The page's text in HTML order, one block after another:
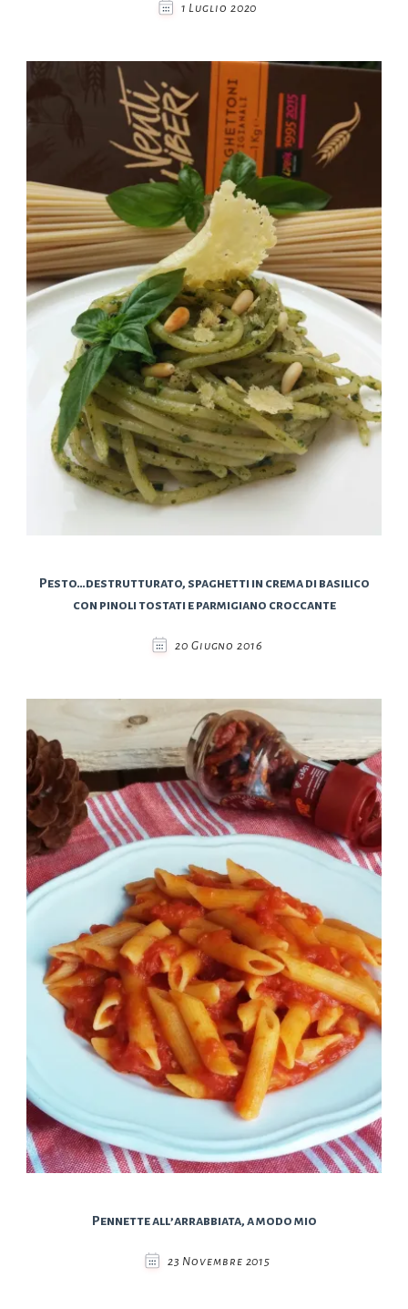
1 Luglio 2020
Pesto…destrutturato, spaghetti in crema di basilico
con pinoli tostati e parmigiano croccante
20 Giugno 2016
Pennette all’arrabbiata, a modo mio
23 Novembre 2015